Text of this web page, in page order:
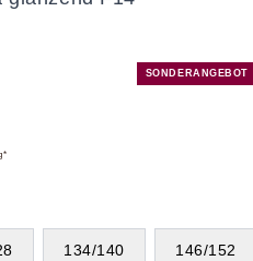
SONDERANGEBOT
134/140
146/152